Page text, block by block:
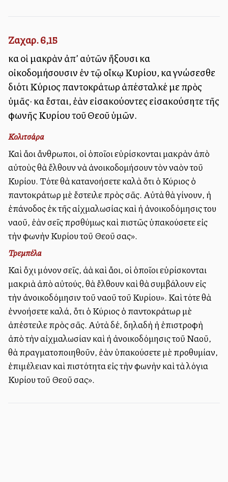
Ζαχαρ. 6,15
καὶ οἱ μακρὰν ἀπ’ αὐτῶν ἥξουσι καὶ
οἰκοδομήσουσιν ἐν τῷ οἴκῳ Κυρίου, καὶ γνώσεσθε
διότι Κύριος παντοκράτωρ ἀπέσταλκέ με πρὸς
ὑμᾶς· καὶ ἔσται, ἐὰν εἰσακούοντες εἰσακούσητε τῆς
φωνῆς Κυρίου τοῦ Θεοῦ ὑμῶν.
Κολιτσάρα
Καὶ ἄλλοι ἄνθρωποι, οἱ ὁποῖοι εὑρίσκονται μακρὰν ἀπὸ
αὐτοὺς θὰ ἔλθουν νὰ ἀνοικοδομήσουν τὸν ναὸν τοῦ
Κυρίου. Τότε θὰ κατανοήσετε καλὰ ὅτι ὁ Κύριος ὁ
παντοκράτωρ μὲ ἔστειλε πρὸς σᾶς. Αὐτὰ θὰ γίνουν, ἡ
ἐπάνοδος ἐκ τῆς αἰχμαλωσίας καὶ ἡ ἀνοικοδόμησις του
ναοῦ, ἐὰν σεῖς πρσθύμως καὶ πιστῶς ὑπακούσετε εἰς
τὴν φωνὴν Κυρίου τοῦ Θεοῦ σας».
Τρεμπέλα
Καὶ ὄχι μόνον σεῖς, ἀλλὰ καὶ ἄλλοι, οἱ ὁποῖοι εὑρίσκονται
μακριὰ ἀπὸ αὐτούς, θὰ ἔλθουν καὶ θὰ συμβάλουν εἰς
τὴν ἀνοικοδόμησιν τοῦ ναοῦ τοῦ Κυρίου». Καὶ τότε θὰ
ἐννοήσετε καλά, ὅτι ὁ Κύριος ὁ παντοκράτωρ μὲ
ἀπέστειλε πρὸς σᾶς. Αὐτὰ δέ, δηλαδὴ ἡ ἐπιστροφὴ
ἀπὸ τὴν αἰχμαλωσίαν καὶ ἡ ἀνοικοδόμησις τοῦ Ναοῦ,
θὰ πραγματοποιηθοῦν, ἐὰν ὑπακούσετε μὲ προθυμίαν,
ἐπιμέλειαν καὶ πιστότητα εἰς τὴν φωνὴν καὶ τὰ λόγια
Κυρίου τοῦ Θεοῦ σας».